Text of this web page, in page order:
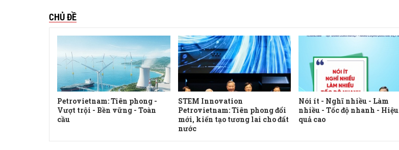
CHỦ ĐỀ
Petrovietnam: Tiên phong -
Vượt trội - Bền vững - Toàn
cầu
STEM Innovation
Petrovietnam: Tiên phong đổi
mới, kiến tạo tương lai cho đất
nước
Nói ít - Nghĩ nhiều - Làm
nhiều - Tốc độ nhanh - Hiệu
quả cao